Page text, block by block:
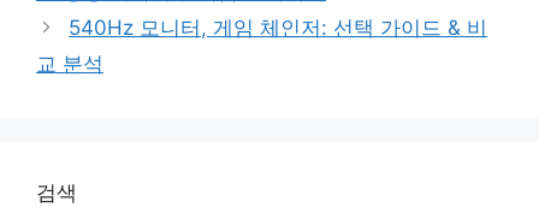
540Hz 모니터, 게임 체인저: 선택 가이드 & 비
교 분석
검색